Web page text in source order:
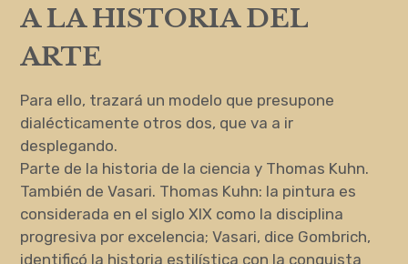
A LA HISTORIA DEL
ARTE
Para ello, trazará un modelo que presupone
dialécticamente otros dos, que va a ir
desplegando.
Parte de la historia de la ciencia y Thomas Kuhn.
También de Vasari. Thomas Kuhn: la pintura es
considerada en el siglo XIX como la disciplina
progresiva por excelencia; Vasari, dice Gombrich,
identificó la historia estilística con la conquista